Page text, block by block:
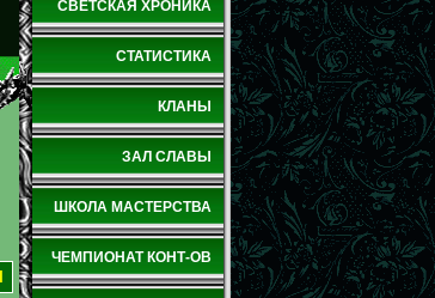
СВЕТСКАЯ ХРОНИКА
СТАТИСТИКА
КЛАНЫ
ЗАЛ СЛАВЫ
ШКОЛА МАСТЕРСТВА
ЧЕМПИОНАТ КОНТ-ОВ